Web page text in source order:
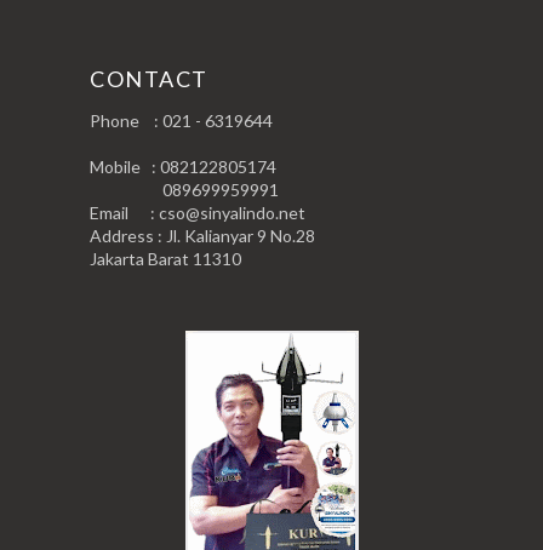
CONTACT
Phone : 021 - 6319644
Mobile : 082122805174
089699959991
Email : cso@sinyalindo.net
Address : Jl. Kalianyar 9 No.28
Jakarta Barat 11310